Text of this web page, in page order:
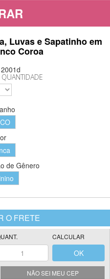
Luvas e Sapatinho em
Coroa
de Gênero
NÃO SEI MEU CEP